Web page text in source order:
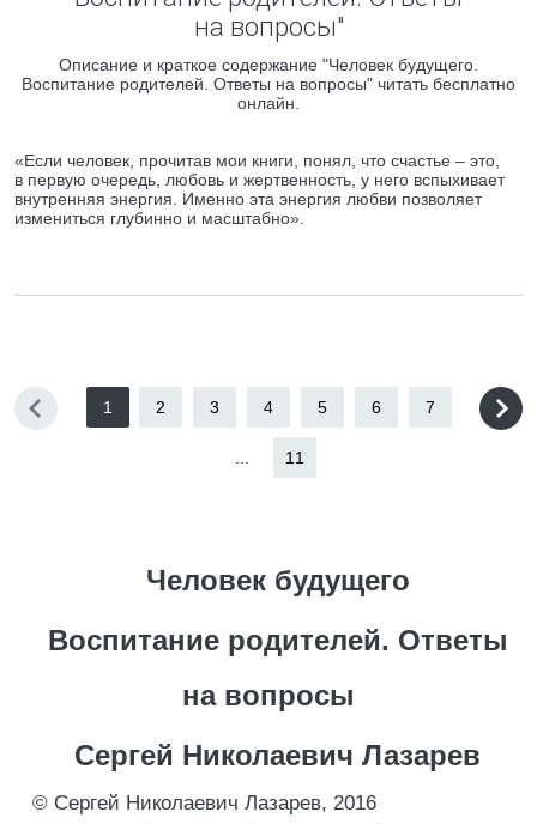
на вопросы"
Описание и краткое содержание "Человек будущего.
Воспитание родителей. Ответы на вопросы" читать бесплатно
онлайн.
«Если человек, прочитав мои книги, понял, что счастье – это,
в первую очередь, любовь и жертвенность, у него вспыхивает
внутренняя энергия. Именно эта энергия любви позволяет
измениться глубинно и масштабно».
1 2 3 4 5 6 7
11
Человек будущего
Воспитание родителей. Ответы
на вопросы
Сергей Николаевич Лазарев
© Сергей Николаевич Лазарев, 2016